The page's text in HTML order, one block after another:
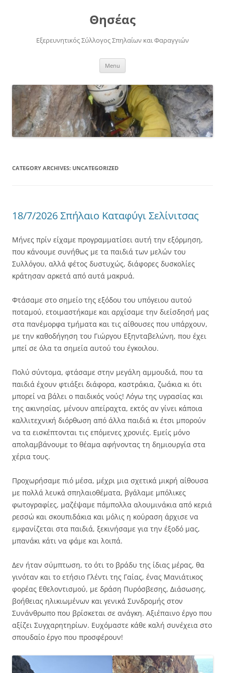
Θησέας
Εξερευνητικός Σύλλογος Σπηλαίων και Φαραγγιών
Menu
CATEGORY ARCHIVES: UNCATEGORIZED
18/7/2026 Σπήλαιο Καταφύγι Σελίνιτσας
Μήνες πρίν είχαμε προγραμματίσει αυτή την εξόρμηση,
που κάνουμε συνήθως με τα παιδιά των μελών του
Συλλόγου, αλλά φέτος δυστυχώς, διάφορες δυσκολίες
κράτησαν αρκετά από αυτά μακρυά.
Φτάσαμε στο σημείο της εξόδου του υπόγειου αυτού
ποταμού, ετοιμαστήκαμε και αρχίσαμε την διείσδησή μας
στα πανέμορφα τμήματα και τις αίθουσες που υπάρχουν,
με την καθοδήγηση του Γιώργου Εξηνταβελώνη, που έχει
μπεί σε όλα τα σημεία αυτού του έγκοιλου.
Πολύ σύντομα, φτάσαμε στην μεγάλη αμμουδιά, που τα
παιδιά έχουν φτιάξει διάφορα, καστράκια, ζωάκια κι ότι
μπορεί να βάλει ο παιδικός νούς! Λόγω της υγρασίας και
της ακινησίας, μένουν απείραχτα, εκτός αν γίνει κάποια
καλλιτεχνική διόρθωση από άλλα παιδιά κι έτσι μπορούν
να τα εισκέπτονται τις επόμενες χρονιές. Εμείς μόνο
απολαμβάνουμε το θέαμα αφήνοντας τη δημιουργία στα
χέρια τους.
Προχωρήσαμε πιό μέσα, μέχρι μια σχετικά μικρή αίθουσα
με πολλά λευκά σπηλαιοθέματα, βγάλαμε μπόλικες
φωτογραφίες, μαζέψαμε πάμπολλα αλουμινάκια από κεριά
ρεσσώ και σκουπιδάκια και μόλις η κούραση άρχισε να
εμφανίζεται στα παιδιά, ξεκινήσαμε για την έξοδό μας,
μπανάκι κάτι να φάμε και λοιπά.
Δεν ήταν σύμπτωση, το ότι το βράδυ της ίδιας μέρας, θα
γινόταν και το ετήσιο Γλέντι της Γαίας, ένας Μανιάτικος
φορέας Εθελοντισμού, με δράση Πυρόσβεσης, Διάσωσης,
βοήθειας ηλικιωμένων και γενικά Συνδρομής στον
Συνάνθρωπο που βρίσκεται σε ανάγκη. Αξιέπαινο έργο που
αξίζει Συγχαρητηρίων. Ευχόμαστε κάθε καλή συνέχεια στο
σπουδαίο έργο που προσφέρουν!